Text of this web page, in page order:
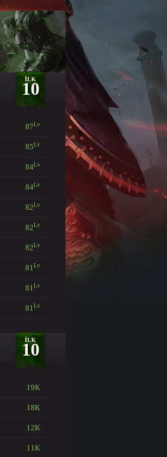
İLK
10
87Lv
85Lv
84Lv
84Lv
82Lv
82Lv
82Lv
81Lv
81Lv
81Lv
İLK
10
19K
18K
12K
11K